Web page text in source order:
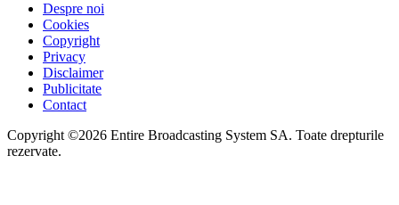
Despre noi
Cookies
Copyright
Privacy
Disclaimer
Publicitate
Contact
Copyright ©2026 Entire Broadcasting System SA. Toate drepturile
rezervate.